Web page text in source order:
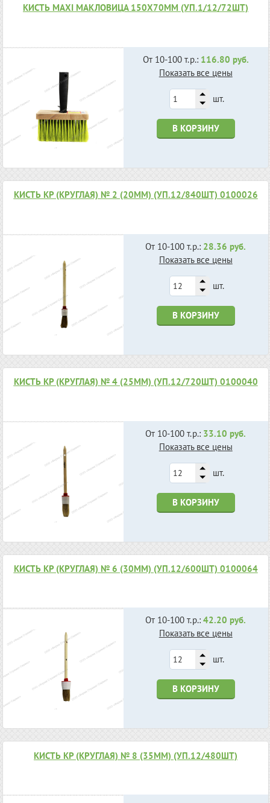
КИСТЬ MAXI МАКЛОВИЦА 150Х70ММ (УП.1/12/72ШТ)
От 10-100 т.р.: 116.80 руб.
Показать все цены
шт.
В КОРЗИНУ
КИСТЬ КР (КРУГЛАЯ) № 2 (20ММ) (УП.12/840ШТ) 0100026
От 10-100 т.р.: 28.36 руб.
Показать все цены
шт.
В КОРЗИНУ
КИСТЬ КР (КРУГЛАЯ) № 4 (25ММ) (УП.12/720ШТ) 0100040
От 10-100 т.р.: 33.10 руб.
Показать все цены
шт.
В КОРЗИНУ
КИСТЬ КР (КРУГЛАЯ) № 6 (30ММ) (УП.12/600ШТ) 0100064
От 10-100 т.р.:42.20 руб.
Показать все цены
шт.
В КОРЗИНУ
КИСТЬ КР (КРУГЛАЯ) № 8 (35ММ) (УП.12/480ШТ)